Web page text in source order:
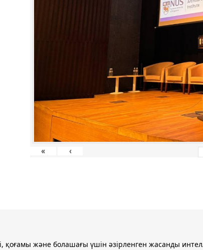
« ‹
қоғамы және болашағы үшін әзірленген жасанды